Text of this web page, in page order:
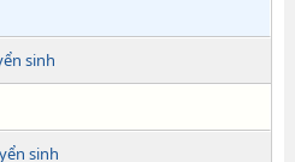
sinh
sinh